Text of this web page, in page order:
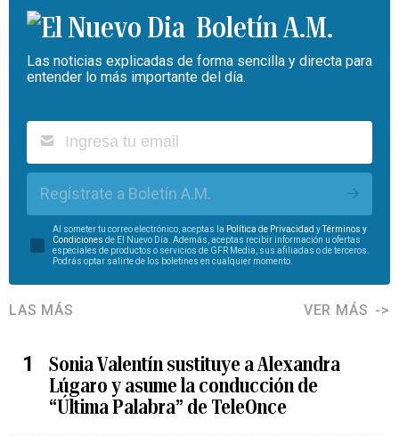
Boletín A.M.
Las noticias explicadas de forma sencilla y directa para
entender lo más importante del día.
Regístrate a Boletín A.M.
Al someter tu correo electrónico, aceptas la Política de Privacidad yTérminos y
Condiciones de El Nuevo Día. Además, aceptas recibir información u ofertas
especiales de productos o servicios de GFR Media, sus afiliadas o de terceros.
Podrás optar salirte de los boletines en cualquier momento.
LAS MÁS VER MÁS
Sonia Valentín sustituye a Alexandra
Lúgaro y asume la conducción de
“Última Palabra” de TeleOnce